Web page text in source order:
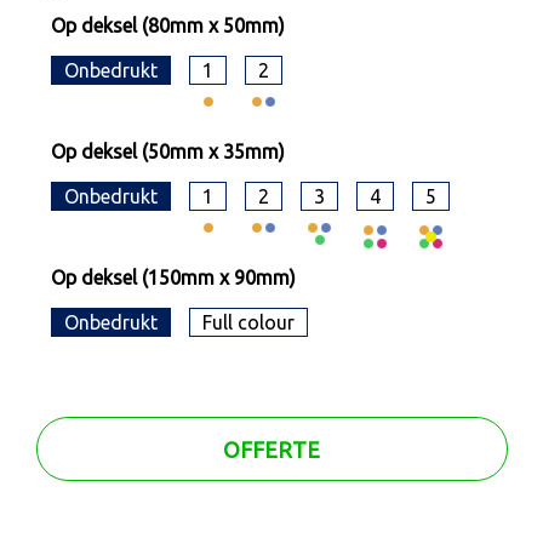
Op deksel (80mm x 50mm)
Onbedrukt 1 2
Op deksel (50mm x 35mm)
Onbedrukt 1 2 3 4 5
Op deksel (150mm x 90mm)
Onbedrukt Full colour
OFFERTE